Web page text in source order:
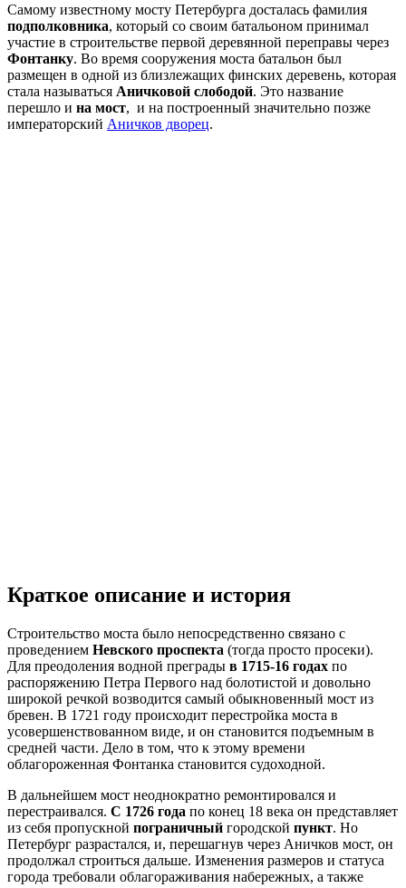
Самому известному мосту Петербурга досталась фамилия
подполковника, который со своим батальоном принимал
участие в строительстве первой деревянной переправы через
Фонтанку. Во время сооружения моста батальон был
размещен в одной из близлежащих финских деревень, которая
стала называться Аничковой слободой. Это название
перешло и на мост, и на построенный значительно позже
императорский Аничков дворец.
Краткое описание и история
Строительство моста было непосредственно связано с
проведением Невского проспекта (тогда просто просеки).
Для преодоления водной преграды в 1715-16 годах по
распоряжению Петра Первого над болотистой и довольно
широкой речкой возводится самый обыкновенный мост из
бревен. В 1721 году происходит перестройка моста в
усовершенствованном виде, и он становится подъемным в
средней части. Дело в том, что к этому времени
облагороженная Фонтанка становится судоходной.
В дальнейшем мост неоднократно ремонтировался и
перестраивался. С 1726 года по конец 18 века он представляет
из себя пропускной пограничный городской пункт. Но
Петербург разрастался, и, перешагнув через Аничков мост, он
продолжал строиться дальше. Изменения размеров и статуса
города требовали облагораживания набережных, а также